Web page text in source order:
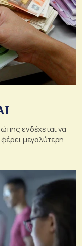
ενδέχεται να
μεγαλύτερη